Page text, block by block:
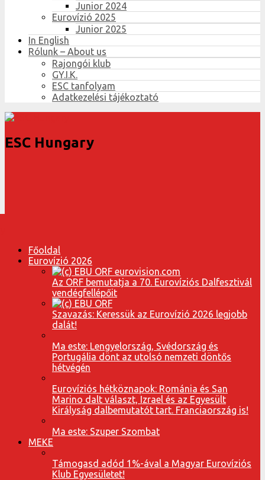
Junior 2024
Eurovízió 2025
Junior 2025
In English
Rólunk – About us
Rajongói klub
GY.I.K.
ESC tanfolyam
Adatkezelési tájékoztató
ESC Hungary
Főoldal
Eurovízió 2026
Az ORF bemutatja a 70. Eurovíziós Dalfesztivál
vendégfellépőit
Szavazás: Keressük az Eurovízió 2026 legjobb
dalát!
Ma este: Lengyelország, Svédország és
Portugália dönt az utolsó nemzeti döntős
hétvégén
Eurovíziós hétköznapok: Románia és San
Marino dalt választ, Izrael és az Egyesült
Királyság dalbemutatót tart. Franciaország is!
Ma este: Szuper Szombat
MEKE
Támogasd adód 1%-ával a Magyar Eurovíziós
Klub Egyesületet!